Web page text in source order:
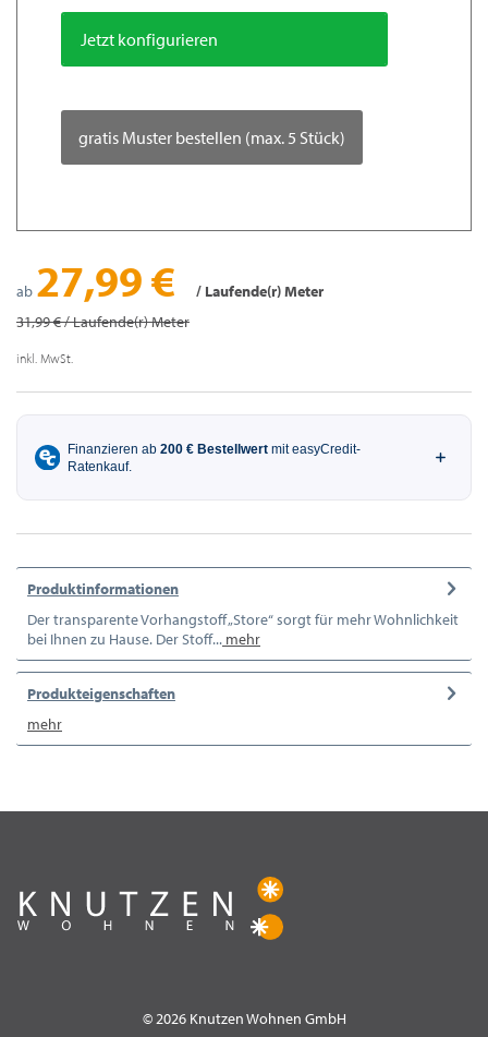
Jetzt konfigurieren
gratis Muster bestellen (max. 5 Stück)
ab 27,99 €
/ Laufende(r) Meter
31,99 € / Laufende(r) Meter
inkl. MwSt.
Produktinformationen
Der transparente Vorhangstoff „Store“ sorgt für mehr Wohnlichkeit
bei Ihnen zu Hause. Der Stoff... mehr
Produkteigenschaften
mehr
© 2026 Knutzen Wohnen GmbH